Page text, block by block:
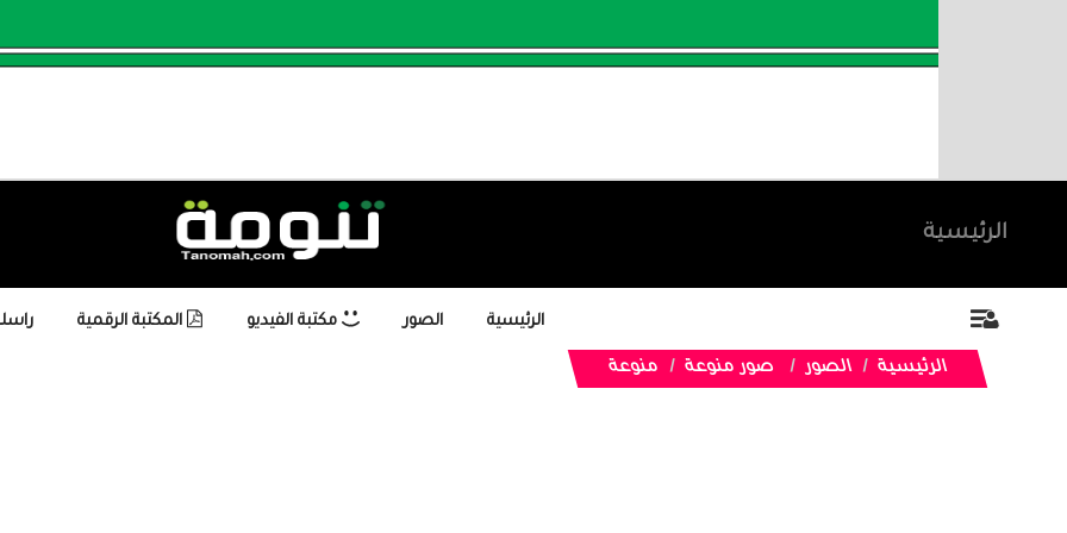
الرئيسية
الرئيسية الصور مكتبة الفيديو المكتبة الرقمية
الرئيسية الصور صور منوعة منوعة